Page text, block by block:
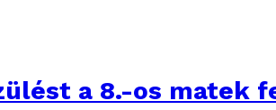
a 8.-os matek